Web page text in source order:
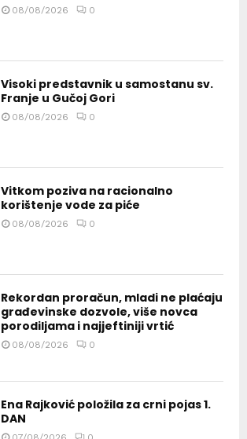
08/08/2026 0
Visoki predstavnik u samostanu sv.
Franje u Gučoj Gori
08/08/2026 0
Vitkom poziva na racionalno
korištenje vode za piće
08/08/2026 0
Rekordan proračun, mladi ne plaćaju
građevinske dozvole, više novca
porodiljama i najjeftiniji vrtić
08/08/2026 0
Ena Rajković položila za crni pojas 1.
DAN